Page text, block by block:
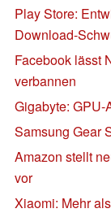
Play Store:
Download-
Facebook lässt
verbannen
Gigabyte: GPU-
Samsung Gear
Amazon stellt
vor
Xiaomi: Mehr